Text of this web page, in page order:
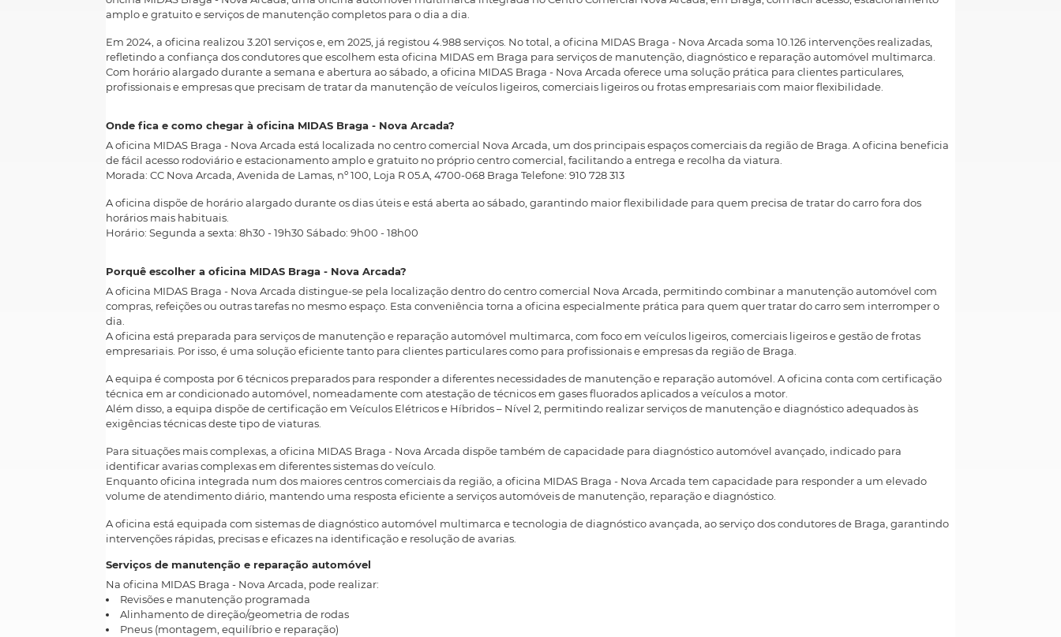
amplo e gratuito e serviços de manutenção completos para o dia a dia.
Em 2024, a oficina realizou 3.201 serviços e, em 2025, já registou 4.988 serviços. No total, a oficina MIDAS Braga - Nova Arcada soma 10.126 intervenções realizadas,
refletindo a confiança dos condutores que escolhem esta oficina MIDAS em Braga para serviços de manutenção, diagnóstico e reparação automóvel multimarca.
Com horário alargado durante a semana e abertura ao sábado, a oficina MIDAS Braga - Nova Arcada oferece uma solução prática para clientes particulares,
profissionais e empresas que precisam de tratar da manutenção de veículos ligeiros, comerciais ligeiros ou frotas empresariais com maior flexibilidade.
Onde fica e como chegar à oficina MIDAS Braga - Nova Arcada?
A oficina MIDAS Braga - Nova Arcada está localizada no centro comercial Nova Arcada, um dos principais espaços comerciais da região de Braga. A oficina beneficia
de fácil acesso rodoviário e estacionamento amplo e gratuito no próprio centro comercial, facilitando a entrega e recolha da viatura.
Morada: CC Nova Arcada, Avenida de Lamas, nº 100, Loja R 05.A, 4700-068 Braga Telefone: 910 728 313
A oficina dispõe de horário alargado durante os dias úteis e está aberta ao sábado, garantindo maior flexibilidade para quem precisa de tratar do carro fora dos
horários mais habituais.
Horário: Segunda a sexta: 8h30 - 19h30 Sábado: 9h00 - 18h00
Porquê escolher a oficina MIDAS Braga - Nova Arcada?
A oficina MIDAS Braga - Nova Arcada distingue-se pela localização dentro do centro comercial Nova Arcada, permitindo combinar a manutenção automóvel com
compras, refeições ou outras tarefas no mesmo espaço. Esta conveniência torna a oficina especialmente prática para quem quer tratar do carro sem interromper o
dia.
A oficina está preparada para serviços de manutenção e reparação automóvel multimarca, com foco em veículos ligeiros, comerciais ligeiros e gestão de frotas
empresariais. Por isso, é uma solução eficiente tanto para clientes particulares como para profissionais e empresas da região de Braga.
A equipa é composta por 6 técnicos preparados para responder a diferentes necessidades de manutenção e reparação automóvel. A oficina conta com certificação
técnica em ar condicionado automóvel, nomeadamente com atestação de técnicos em gases fluorados aplicados a veículos a motor.
Além disso, a equipa dispõe de certificação em Veículos Elétricos e Híbridos – Nível 2, permitindo realizar serviços de manutenção e diagnóstico adequados às
exigências técnicas deste tipo de viaturas.
Para situações mais complexas, a oficina MIDAS Braga - Nova Arcada dispõe também de capacidade para diagnóstico automóvel avançado, indicado para
identificar avarias complexas em diferentes sistemas do veículo.
Enquanto oficina integrada num dos maiores centros comerciais da região, a oficina MIDAS Braga - Nova Arcada tem capacidade para responder a um elevado
volume de atendimento diário, mantendo uma resposta eficiente a serviços automóveis de manutenção, reparação e diagnóstico.
A oficina está equipada com sistemas de diagnóstico automóvel multimarca e tecnologia de diagnóstico avançada, ao serviço dos condutores de Braga, garantindo
intervenções rápidas, precisas e eficazes na identificação e resolução de avarias.
Serviços de manutenção e reparação automóvel
Na oficina MIDAS Braga - Nova Arcada, pode realizar:
Revisões e manutenção programada
Alinhamento de direção/geometria de rodas
Pneus (montagem, equilíbrio e reparação)